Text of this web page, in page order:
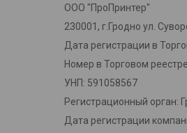
ООО "ПроПринтер"
230001, г.Гродно ул.
Дата регистрации в
Номер в Торговом
УНП: 591058567
Регистрационный орган:
Дата регистрации